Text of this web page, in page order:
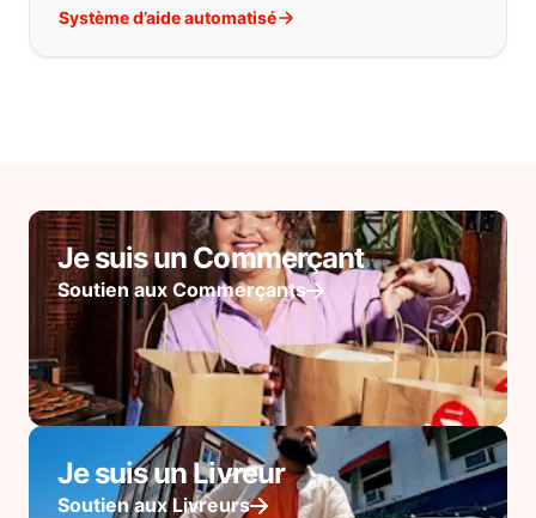
Système d’aide automatisé
Je suis un Commerçant
Soutien aux Commerçants
Je suis un Livreur
Soutien aux Livreurs